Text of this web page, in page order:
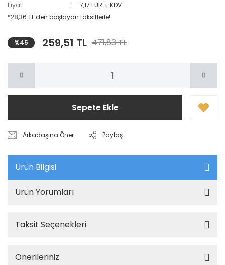
Fiyat
7,17 EUR + KDV
*28,36 TL den başlayan taksitlerle!
%45 259,51 TL 471,83 TL
Sepete Ekle
Arkadaşına Öner Paylaş
Ürün Bilgisi
Ürün Yorumları
Taksit Seçenekleri
Önerileriniz